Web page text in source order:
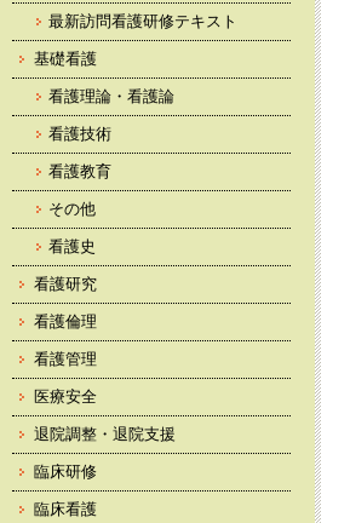
最新訪問看護研修テキスト
基礎看護
看護理論・看護論
看護技術
看護教育
その他
看護史
看護研究
看護倫理
看護管理
医療安全
退院調整・退院支援
臨床研修
臨床看護